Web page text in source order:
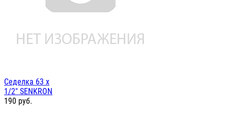
Седелка 63 х
1/2" SENKRON
190 руб.